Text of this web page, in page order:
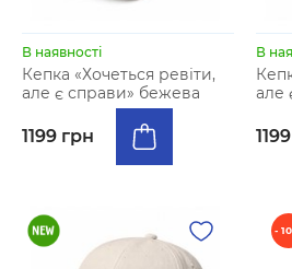
В наявності
Кепка «Хочеться ревіти,
але є справи» бежева
1199 грн
В
але
-